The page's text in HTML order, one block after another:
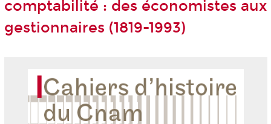
comptabilité : des économistes aux
gestionnaires (1819-1993)